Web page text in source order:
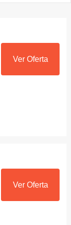
Ver Oferta
Ver Oferta